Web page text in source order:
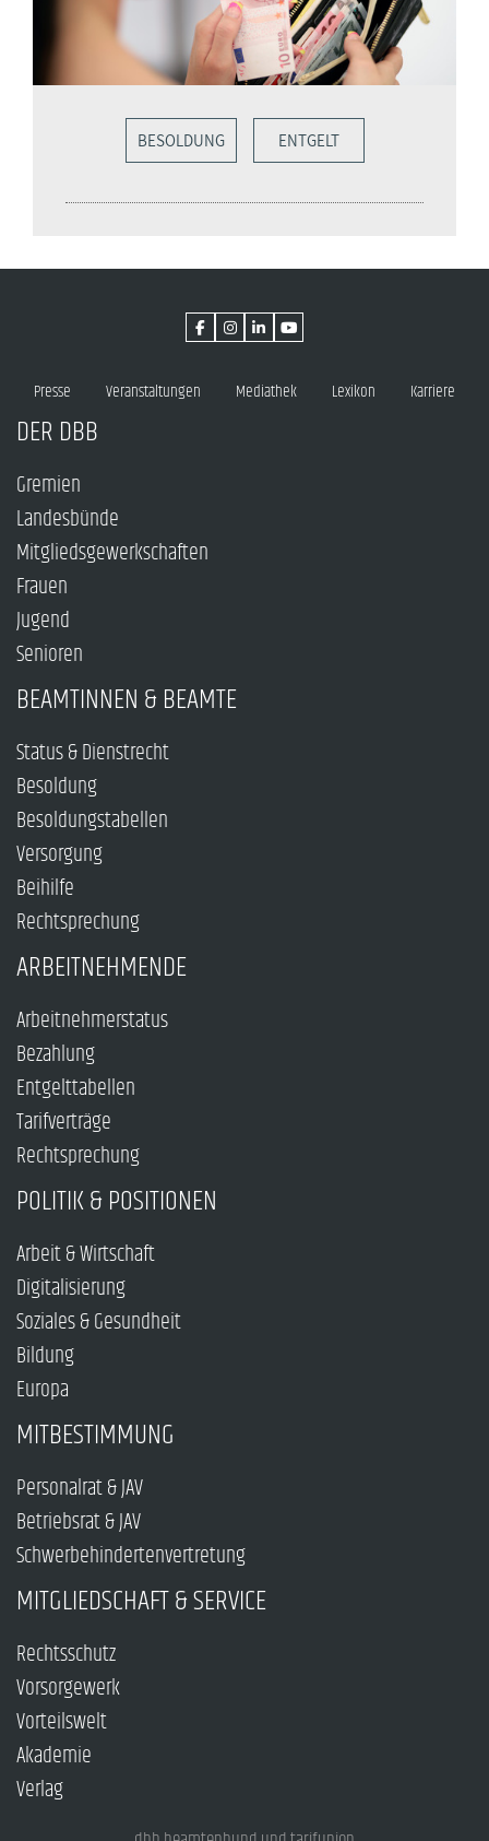
BESOLDUNG ENTGELT
Presse Veranstaltungen Mediathek Lexikon Karriere
DER DBB
Gremien
Landesbünde
Mitgliedsgewerkschaften
Frauen
Jugend
Senioren
BEAMTINNEN & BEAMTE
Status & Dienstrecht
Besoldung
Besoldungstabellen
Versorgung
Beihilfe
Rechtsprechung
ARBEITNEHMENDE
Arbeitnehmerstatus
Bezahlung
Entgelttabellen
Tarifverträge
Rechtsprechung
POLITIK & POSITIONEN
Arbeit & Wirtschaft
Digitalisierung
Soziales & Gesundheit
Bildung
Europa
MITBESTIMMUNG
Personalrat & JAV
Betriebsrat & JAV
Schwerbehindertenvertretung
MITGLIEDSCHAFT & SERVICE
Rechtsschutz
Vorsorgewerk
Vorteilswelt
Akademie
Verlag